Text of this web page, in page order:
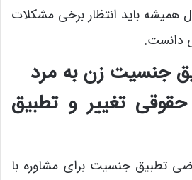
همیشه باید انتظار برخی مشکلات
دانست.
تغییر و تطبیق
تطبیق جنسیت برای مشاوره با